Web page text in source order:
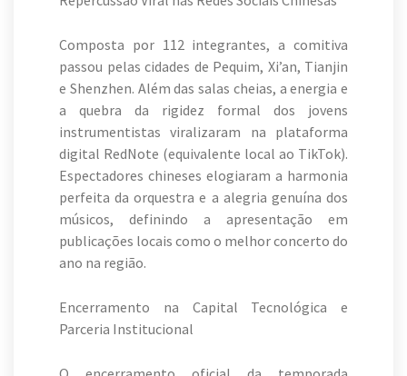
Composta por 112 integrantes, a comitiva
passou pelas cidades de Pequim, Xi’an, Tianjin
e Shenzhen. Além das salas cheias, a energia e
a quebra da rigidez formal dos jovens
instrumentistas viralizaram na plataforma
digital RedNote (equivalente local ao TikTok).
Espectadores chineses elogiaram a harmonia
perfeita da orquestra e a alegria genuína dos
músicos, definindo a apresentação em
publicações locais como o melhor concerto do
ano na região.
Encerramento na Capital Tecnológica e
Parceria Institucional